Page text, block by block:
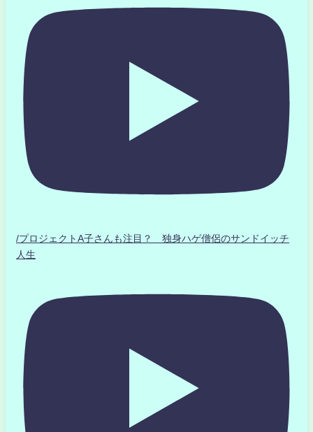
/プロジェクトA子さんも注目？ 独身ハゲ僧侶のサンドイッチ
人生